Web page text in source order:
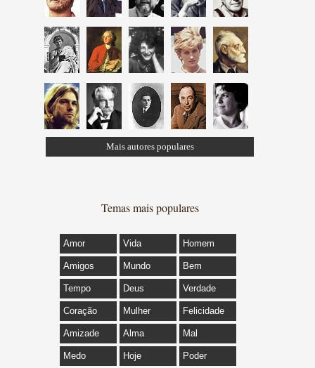
Mais autores populares
Temas mais populares
Amor Vida Homem
Amigos Mundo Bem
Tempo Deus Verdade
Coração Mulher Felicidade
Amizade Alma Mal
Medo Hoje Poder